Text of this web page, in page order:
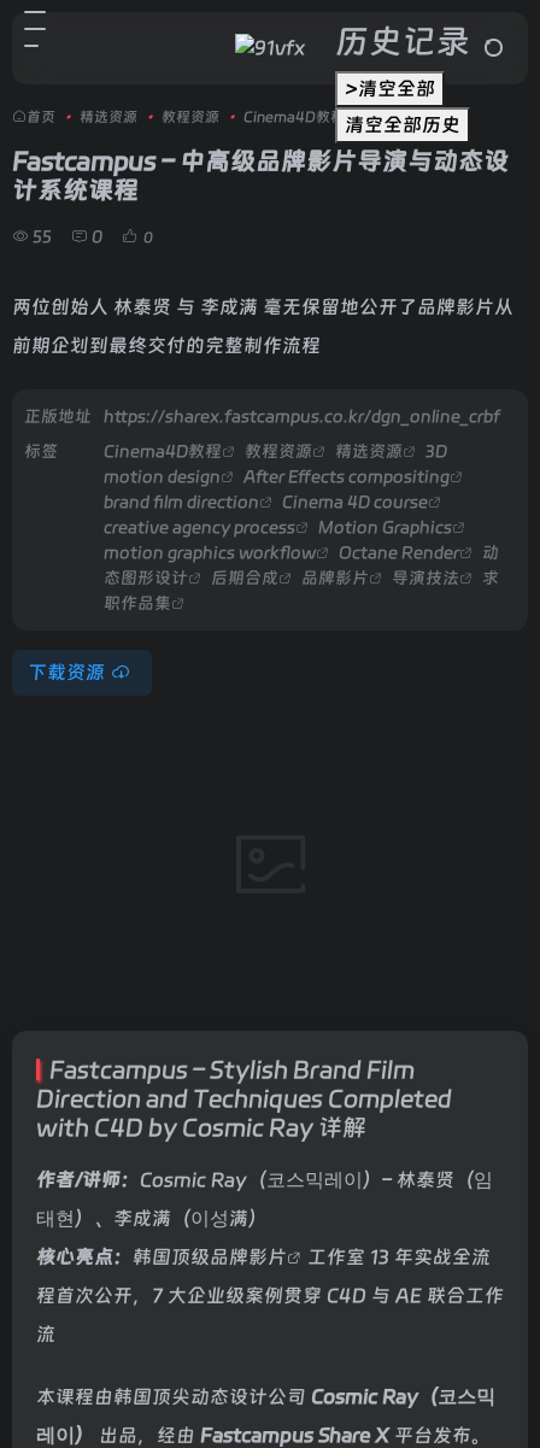
历史记录
>清空全部
清空全部历史
首页 • 精选资源 • 教程资源 • Cinema4D教程 • 正文
Fastcampus – 中高级品牌影片导演与动态设
计系统课程
55 0 0
两位创始人 林泰贤 与 李成满 毫无保留地公开了品牌影片从
前期企划到最终交付的完整制作流程
正版地址
https://sharex.fastcampus.co.kr/dgn_online_crbf
标签
Cinema4D教程 教程资源 精选资源
3D
motion design
After Effects compositing
brand film direction
Cinema 4D course
creative agency process
Motion Graphics
motion graphics workflow
Octane Render
动
态图形设计
后期合成 品牌影片 导演技法
求
职作品集
下载资源
Fastcampus – Stylish Brand Film
Direction and Techniques Completed
with C4D by Cosmic Ray 详解
作者/讲师： Cosmic Ray（코스믹레이）– 林泰贤（임
태현）、李成满（이성满）
核心亮点： 韩国顶级品牌影片
工作室 13 年实战全流
程首次公开，7 大企业级案例贯穿 C4D 与 AE 联合工作
流
本课程由韩国顶尖动态设计公司 Cosmic Ray（코스믹
레이）
出品，经由 Fastcampus Share X平台发布。